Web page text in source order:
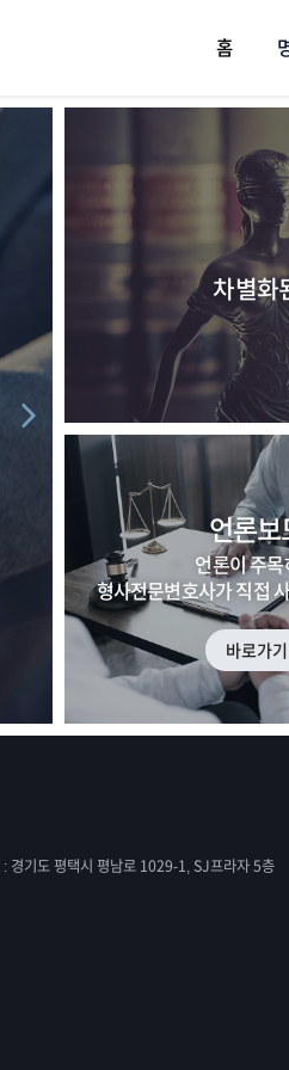
홈
차별화
언론보
언론이 주목
형사전문변호사가 직접
바로가기
: 경기도 평택시 평남로 1029-1, SJ프라자 5층